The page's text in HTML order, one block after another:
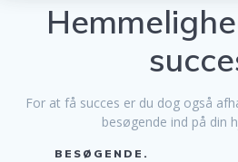
For at få succes er du dog også
besøgende ind på din
BESØGENDE.